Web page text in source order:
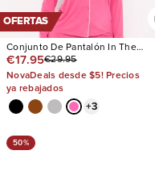
OFERTAS
Conjunto De Pantalón In The
Morning PJ
€17.95€29.95
NovaDeals desde $5! Precios
ya rebajados
+3
50%